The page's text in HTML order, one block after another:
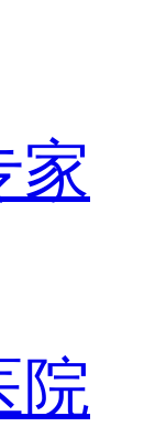
家
院